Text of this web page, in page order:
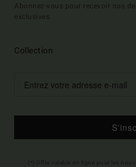
Abonnez-vous pour recevoir nos
exclusives.
Collection